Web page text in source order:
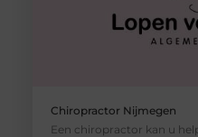
Chiropractor Nijmegen
Een chiropractor kan u